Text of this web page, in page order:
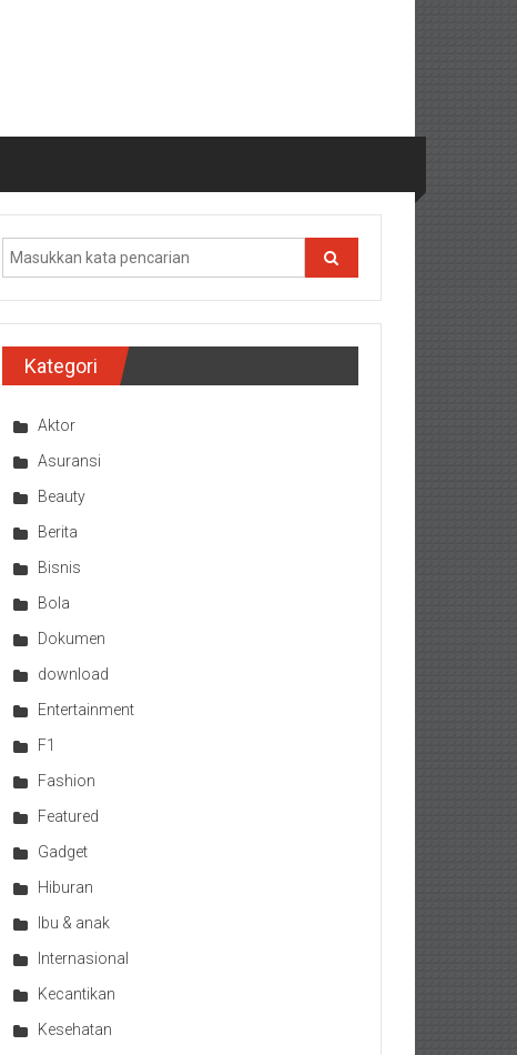
Kategori
Aktor
Asuransi
Beauty
Berita
Bisnis
Bola
Dokumen
download
Entertainment
F1
Fashion
Featured
Gadget
Hiburan
Ibu & anak
Internasional
Kecantikan
Kesehatan